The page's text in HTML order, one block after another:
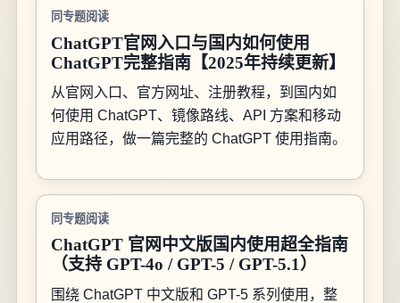
同专题阅读
ChatGPT官网入口与国内如何使用
ChatGPT完整指南【2025年持续更新】
从官网入口、官方网址、注册教程，到国内如
何使用 ChatGPT、镜像路线、API 方案和移动
应用路径，做一篇完整的 ChatGPT 使用指南。
同专题阅读
ChatGPT 官网中文版国内使用超全指南
（支持 GPT-4o / GPT-5 / GPT-5.1）
围绕 ChatGPT 中文版和 GPT-5 系列使用，整